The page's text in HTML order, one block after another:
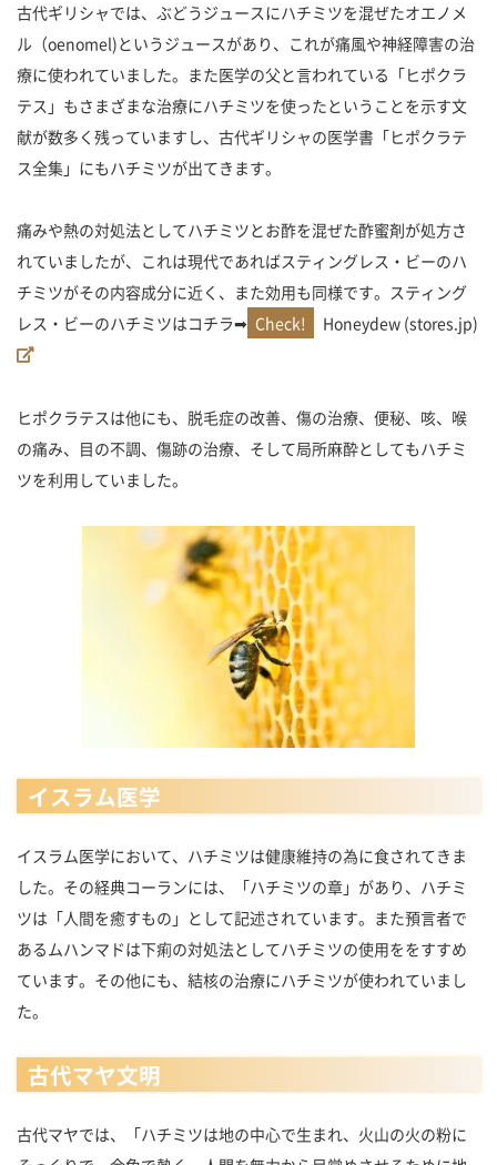
古代ギリシャでは、ぶどうジュースにハチミツを混ぜたオエノメ
ル（oenomel)というジュースがあり、これが痛風や神経障害の治
療に使われていました。また医学の父と言われている「ヒポクラ
テス」もさまざまな治療にハチミツを使ったということを示す文
献が数多く残っていますし、古代ギリシャの医学書「ヒポクラテ
ス全集」にもハチミツが出てきます。
痛みや熱の対処法としてハチミツとお酢を混ぜた酢蜜剤が処方さ
れていましたが、これは現代であればスティングレス・ビーのハ
チミツがその内容成分に近く、また効用も同様です。スティング
レス・ビーのハチミツはコチラ➡
Honeydew (stores.jp)
ヒポクラテスは他にも、脱毛症の改善、傷の治療、便秘、咳、喉
の痛み、目の不調、傷跡の治療、そして局所麻酔としてもハチミ
ツを利用していました。
イスラム医学
イスラム医学において、ハチミツは健康維持の為に食されてきま
した。その経典コーランには、「ハチミツの章」があり、ハチミ
ツは「人間を癒すもの」として記述されています。また預言者で
あるムハンマドは下痢の対処法としてハチミツの使用ををすすめ
ています。その他にも、結核の治療にハチミツが使われていまし
た。
古代マヤ文明
古代マヤでは、「ハチミツは地の中心で生まれ、火山の火の粉に